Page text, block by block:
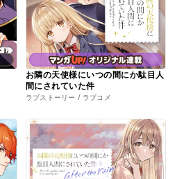
お隣の天使様にいつの間にか駄目人
間にされていた件
ラブストーリー / ラブコメ